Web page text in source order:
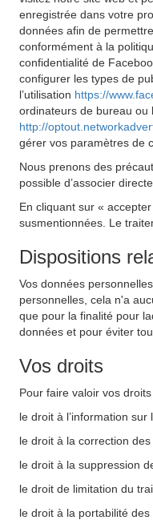
enregistrée dans votre
données afin de
conformément à la
confidentialité de
configurer les types de
l’utilisation https://
ordinateurs de bureau ou
http://
gérer vos paramètres de
Nous prenons des
possible d’associer
En cliquant sur «
susmentionnées. Le
Dispositions
Vos données
personnelles, cela n'a
que pour la finalité pour
données et pour éviter
Vos droits
Pour faire valoir vos
le droit à l’information
le droit à la correction
le droit à la suppression
le droit de limitation du
le droit à la portabilité